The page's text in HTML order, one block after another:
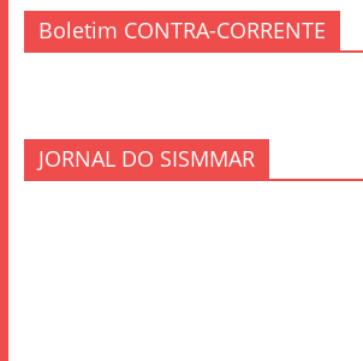
Boletim CONTRA-CORRENTE
JORNAL DO SISMMAR